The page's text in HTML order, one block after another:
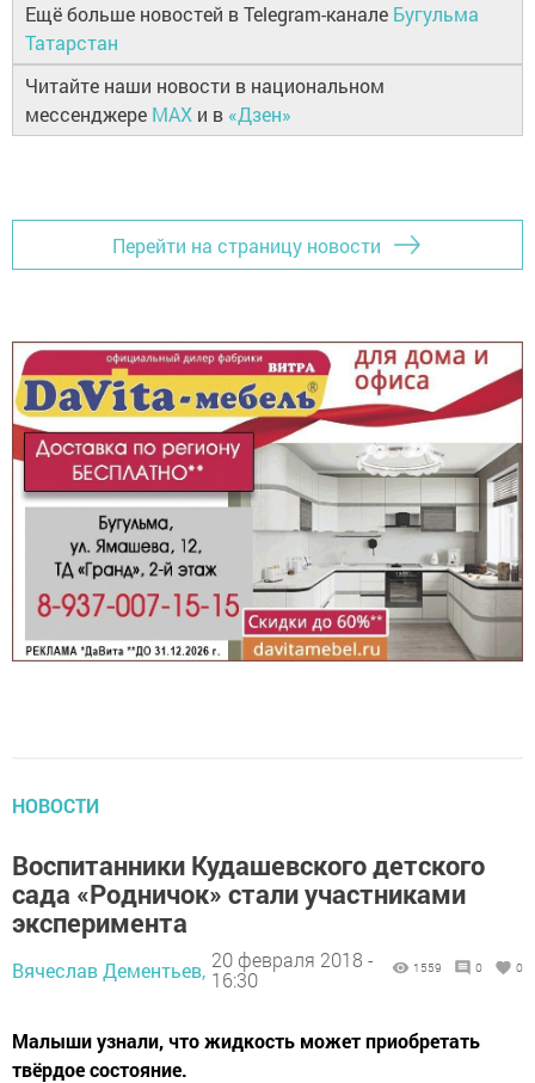
Ещё больше новостей в Telegram-канале Бугульма
Татарстан
Читайте наши новости в национальном
мессенджере MAX и в «Дзен»
Перейти на страницу новости
НОВОСТИ
Воспитанники Кудашевского детского
сада «Родничок» стали участниками
эксперимента
Вячеслав Дементьев, 20 февраля 2018 -
16:30
1559 0 0
Малыши узнали, что жидкость может приобретать
твёрдое состояние.